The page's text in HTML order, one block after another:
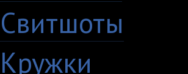
Свитшоты
Кружки